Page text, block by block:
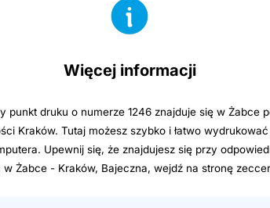
Więcej informacji
punkt druku o numerze 1246 znajduje się w Żabce
Kraków. Tutaj możesz szybko i łatwo
Upewnij się, że znajdujesz się przy
Żabce - Kraków, Bajeczna, wejdź na stronę